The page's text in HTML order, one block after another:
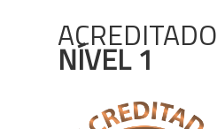
ACREDITADO
NÍVEL 1